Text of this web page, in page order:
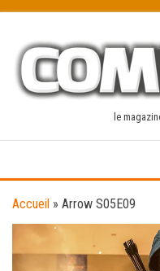
content
le
Accueil » Arrow S05E09